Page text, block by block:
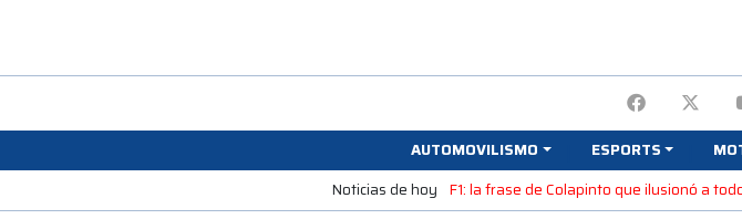
AUTOMOVILISMO ESPORTS
Noticias de hoy F1: la frase de Colapinto que ilusionó a